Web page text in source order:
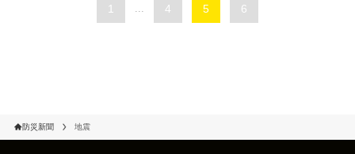
1 ... 4 5 6
防災新聞 地震